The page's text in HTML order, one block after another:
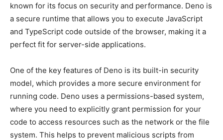
known for⁤ its⁤ focus‌ on security and performance. Deno ‍is
a secure runtime that ⁢allows‌ you⁢ to ⁣execute JavaScript
and TypeScript ‍code outside of‌ the browser, making it a
perfect⁢ fit ⁣for server-side ⁤applications.
One of ​the⁤ key features⁣ of Deno is its‌ built-in security
model, which provides a more secure environment for
running code. Deno uses a permissions-based ‌system,
where you need to explicitly grant permission for your
⁣code to access resources such as the network or ‌the file
system. This helps to prevent malicious‍ scripts from